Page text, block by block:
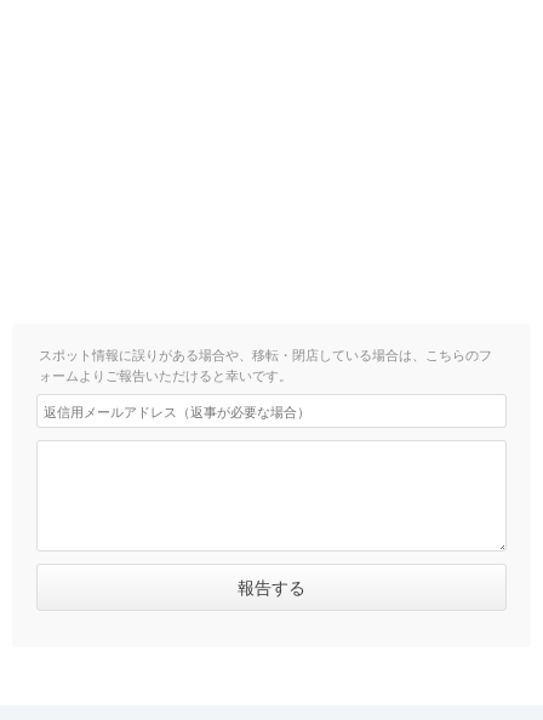
スポット情報に誤りがある場合や、移転・閉店している場合は、こちらのフ
ォームよりご報告いただけると幸いです。